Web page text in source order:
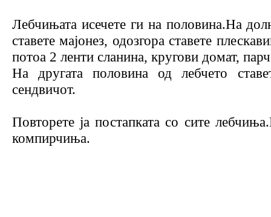
Лебчињата исечете ги на половина.На
ставете мајонез, одозгора ставете
потоа 2 ленти сланина, кругови домат,
На другата половина од лебчето
сендвичот.
Повторете ја постапката со сите
компирчиња.